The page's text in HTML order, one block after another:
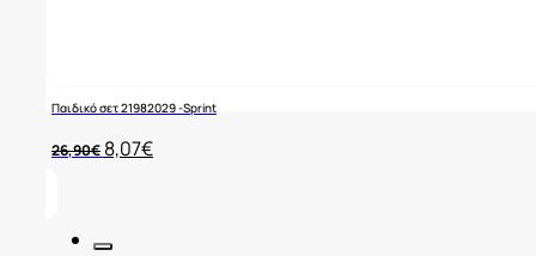
Παιδικό σετ 21982029 -Sprint
26,90€ Original
price
8,07€Η
τρέχουσα